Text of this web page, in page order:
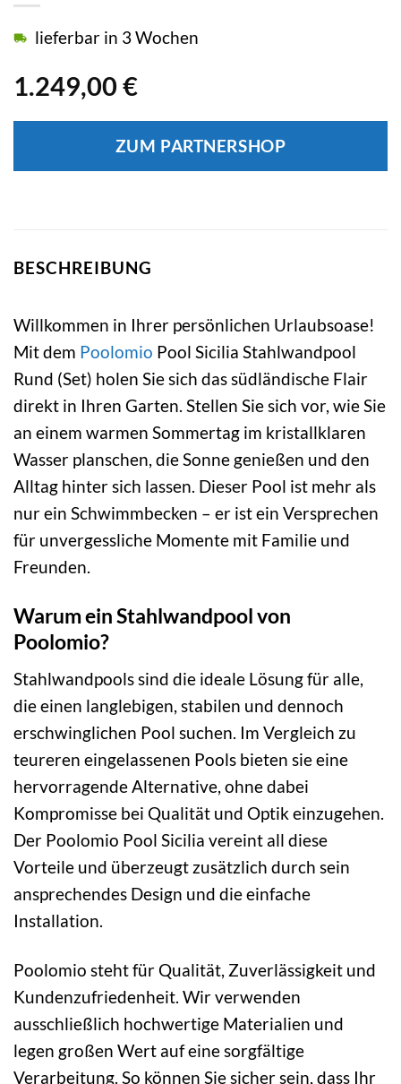
1.249,00 €
lieferbar in 3 Wochen
ZUM PARTNERSHOP
BESCHREIBUNG
Willkommen in Ihrer persönlichen Urlaubsoase!
Mit dem Poolomio Pool Sicilia Stahlwandpool
Rund (Set) holen Sie sich das südländische Flair
direkt in Ihren Garten. Stellen Sie sich vor, wie Sie
an einem warmen Sommertag im kristallklaren
Wasser planschen, die Sonne genießen und den
Alltag hinter sich lassen. Dieser Pool ist mehr als
nur ein Schwimmbecken – er ist ein Versprechen
für unvergessliche Momente mit Familie und
Freunden.
Warum ein Stahlwandpool von
Poolomio?
Stahlwandpools sind die ideale Lösung für alle,
die einen langlebigen, stabilen und dennoch
erschwinglichen Pool suchen. Im Vergleich zu
teureren eingelassenen Pools bieten sie eine
hervorragende Alternative, ohne dabei
Kompromisse bei Qualität und Optik einzugehen.
Der Poolomio Pool Sicilia vereint all diese
Vorteile und überzeugt zusätzlich durch sein
ansprechendes Design und die einfache
Installation.
Poolomio steht für Qualität, Zuverlässigkeit und
Kundenzufriedenheit. Wir verwenden
ausschließlich hochwertige Materialien und
legen großen Wert auf eine sorgfältige
Verarbeitung. So können Sie sicher sein, dass Ihr